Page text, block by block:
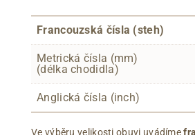
Francouzská čísla (steh)
Metrická čísla (mm)
(délka chodidla)
Anglická čísla (inch)
Ve výběru velikosti obuvi uvádíme